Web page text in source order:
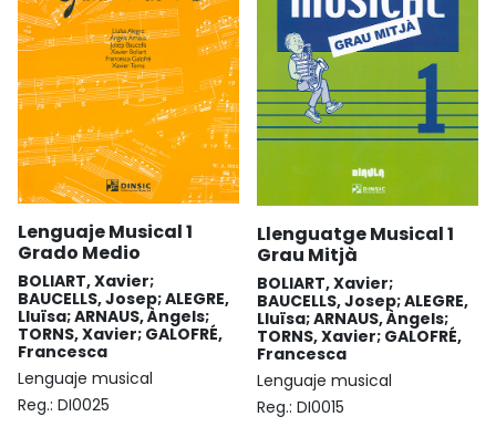
Lenguaje Musical 1
Grado Medio
BOLIART, Xavier;
BAUCELLS, Josep; ALEGRE,
Lluïsa; ARNAUS, Àngels;
TORNS, Xavier; GALOFRÉ,
Francesca
Lenguaje musical
Reg.: DI0025
Llenguatge Musical 1
Grau Mitjà
BOLIART, Xavier;
BAUCELLS, Josep; ALEGRE,
Lluïsa; ARNAUS, Àngels;
TORNS, Xavier; GALOFRÉ,
Francesca
Lenguaje musical
Reg.: DI0015